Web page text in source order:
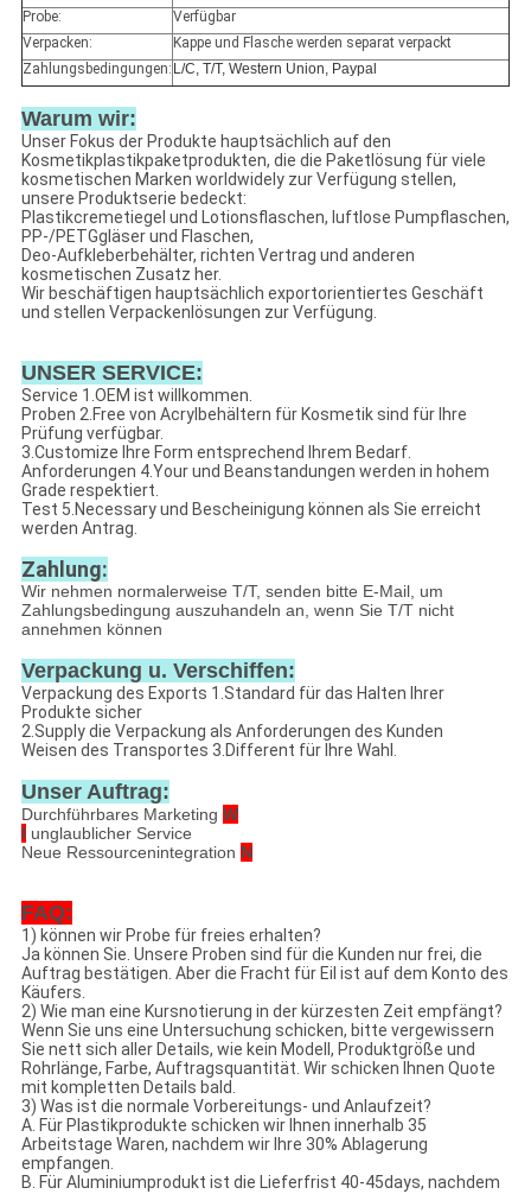
Probe:
Verfügbar
Verpacken:
Kappe und Flasche werden separat verpackt
Zahlungsbedingungen: L/C, T/T, Western Union, Paypal
Warum wir:
Unser Fokus der Produkte hauptsächlich auf den
Kosmetikplastikpaketprodukten, die die Paketlösung für viele
kosmetischen Marken worldwidely zur Verfügung stellen,
unsere Produktserie bedeckt:
Plastikcremetiegel und Lotionsflaschen, luftlose Pumpflaschen,
PP-/PETGgläser und Flaschen,
Deo-Aufkleberbehälter, richten Vertrag und anderen
kosmetischen Zusatz her.
Wir beschäftigen hauptsächlich exportorientiertes Geschäft
und stellen Verpackenlösungen zur Verfügung.
UNSER SERVICE:
Service 1.OEM ist willkommen.
Proben 2.Free von Acrylbehältern für Kosmetik sind für Ihre
Prüfung verfügbar.
3.Customize Ihre Form entsprechend Ihrem Bedarf.
Anforderungen 4.Your und Beanstandungen werden in hohem
Grade respektiert.
Test 5.Necessary und Bescheinigung können als Sie erreicht
werden Antrag.
Zahlung:
Wir nehmen normalerweise T/T, senden bitte E-Mail, um
Zahlungsbedingung auszuhandeln an, wenn Sie T/T nicht
annehmen können
Verpackung u. Verschiffen:
Verpackung des Exports 1.Standard für das Halten Ihrer
Produkte sicher
2.Supply die Verpackung als Anforderungen des Kunden
Weisen des Transportes 3.Different für Ihre Wahl.
Unser Auftrag:
Durchführbares Marketing W
I unglaublicher Service
Neue Ressourcenintegration N
FAQ:
1) können wir Probe für freies erhalten?
Ja können Sie. Unsere Proben sind für die Kunden nur frei, die
Auftrag bestätigen. Aber die Fracht für Eil ist auf dem Konto des
Käufers.
2) Wie man eine Kursnotierung in der kürzesten Zeit empfängt?
Wenn Sie uns eine Untersuchung schicken, bitte vergewissern
Sie nett sich aller Details, wie kein Modell, Produktgröße und
Rohrlänge, Farbe, Auftragsquantität. Wir schicken Ihnen Quote
mit kompletten Details bald.
3) Was ist die normale Vorbereitungs- und Anlaufzeit?
A. Für Plastikprodukte schicken wir Ihnen innerhalb 35
Arbeitstage Waren, nachdem wir Ihre 30% Ablagerung
empfangen.
B. Für Aluminiumprodukt ist die Lieferfrist 40-45days, nachdem